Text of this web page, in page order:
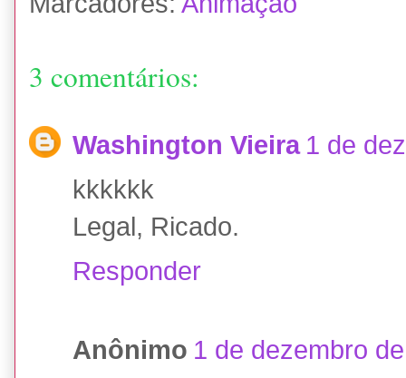
3 comentários:
Washington Vieira 1 de
kkkkkk
Legal, Ricado.
Responder
Anônimo 1 de dezembro